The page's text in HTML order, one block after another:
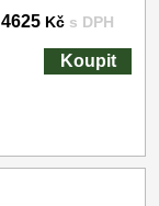
4625 Kč s DPH
Koupit